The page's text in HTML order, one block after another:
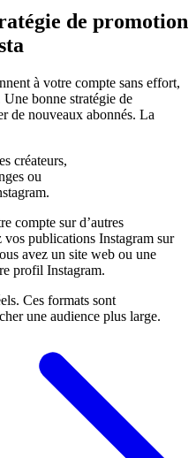
de promotion
à votre compte sans effort,
bonne stratégie de
de nouveaux abonnés. La
créateurs,
ou
compte sur d’autres
vos publications Instagram sur
avez un site web ou une
profil Instagram.
Ces formats sont
une audience plus large.